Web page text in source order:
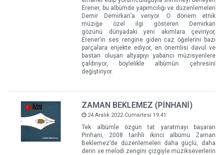
Erener, bu albümde yapımcılığı ve düzenlemeleri
Demir Demirkan’a veriyor. O dönem etnik
müziğe özel ilgi gösteren Demirkan
gözünü dünyadaki yeni akımlara çeviriyor,
Erener’in ses rengine giden caz öğelerini bazı
parçalara enjekte ediyor, en önemlisi davul ve
bastan oluşan altyapıyı yabancı müzisyenlere
çaldırıyor, böylelikle albümün çehresini
değiştiriyor.
ZAMAN BEKLEMEZ (PİNHANİ)
24 Aralık 2022 Cumartesi 19:41
Tek albümle özgün tat yaratmayı başaran
Pinhani, 2008 tarihli ikinci albümü Zaman
Beklemez’de düzenlemeleri daha güçlü, daha
derin ve melodi zengini çizgiyle müzikseverlerin